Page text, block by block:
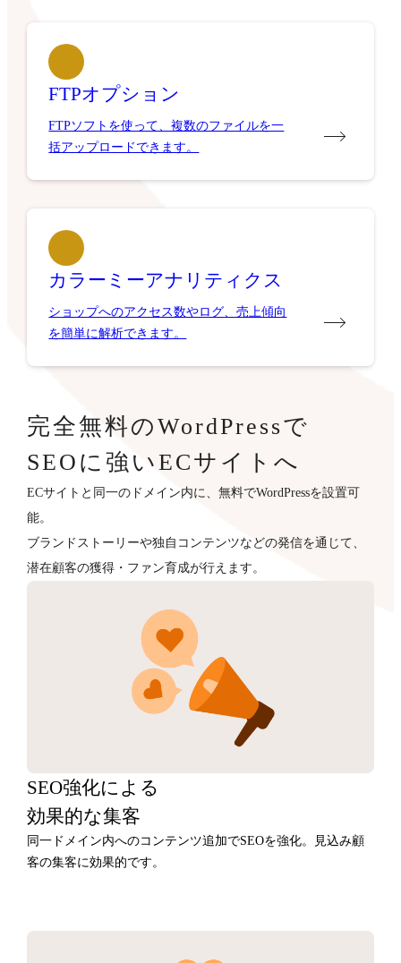
FTPオプション
FTPソフトを使って、複数のファイルを一
括アップロードできます。
カラーミーアナリティクス
ショップへのアクセス数やログ、売上傾向
を簡単に解析できます。
完全無料のWordPressで
SEOに強いECサイトへ
ECサイトと同一のドメイン内に、無料でWordPressを設置可
能。
ブランドストーリーや独自コンテンツなどの発信を通じて、
潜在顧客の獲得・ファン育成が行えます。
SEO強化による
効果的な集客
同一ドメイン内へのコンテンツ追加でSEOを強化。見込み顧
客の集客に効果的です。